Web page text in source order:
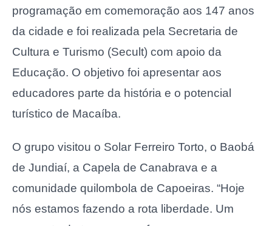
programação em comemoração aos 147 anos
da cidade e foi realizada pela Secretaria de
Cultura e Turismo (Secult) com apoio da
Educação. O objetivo foi apresentar aos
educadores parte da história e o potencial
turístico de Macaíba.
O grupo visitou o Solar Ferreiro Torto, o Baobá
de Jundiaí, a Capela de Canabrava e a
comunidade quilombola de Capoeiras. “Hoje
nós estamos fazendo a rota liberdade. Um